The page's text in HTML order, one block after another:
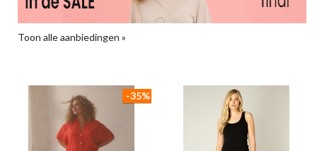
Toon alle aanbiedingen »
-35%